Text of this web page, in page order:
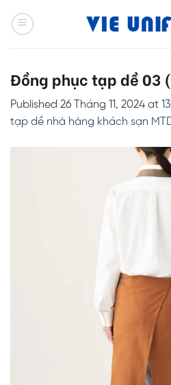
Đồng phục tạp dề 03
Published 26 Tháng 11, 2024 at
tạp dề nhà hàng khách sạn